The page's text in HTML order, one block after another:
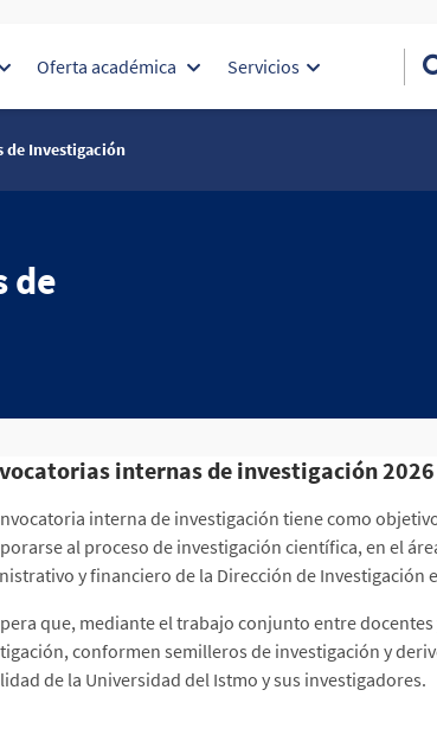
Oferta académica Servicios
de Investigación
de
internas de investigación 2026
interna de investigación tiene como
al proceso de investigación científica, en el
y financiero de la Dirección de Investigación
que, mediante el trabajo conjunto entre
conformen semilleros de investigación y
de la Universidad del Istmo y sus investigadores.